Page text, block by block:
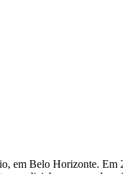
em Belo Horizonte. Em